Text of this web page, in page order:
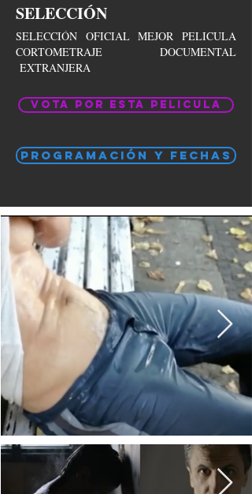
SELECCIÓN
SELECCIÓN OFICIAL MEJOR PELICULA
CORTOMETRAJE DOCUMENTAL
EXTRANJERA
VOTA POR ESTA PELICULA
PROGRAMACIÓN Y FECHAS